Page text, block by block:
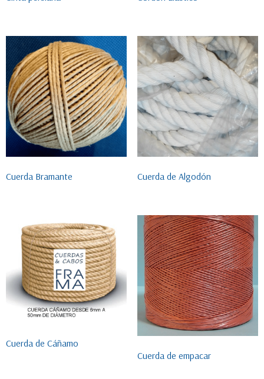
Cuerda Bramante Cuerda de Algodón
Cuerda de Cáñamo
Cuerda de empacar